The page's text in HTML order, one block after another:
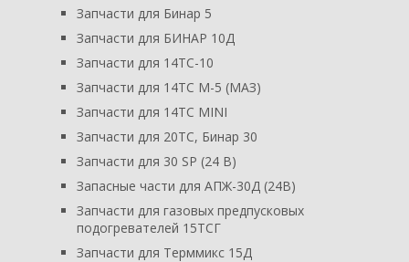
Запчасти для Бинар 5
Запчасти для БИНАР 10Д
Запчасти для 14ТС-10
Запчасти для 14ТС М-5 (МАЗ)
Запчасти для 14ТС MINI
Запчасти для 20ТС, Бинар 30
Запчасти для 30 SP (24 В)
Запасные части для АПЖ-30Д (24В)
Запчасти для газовых предпусковых
подогревателей 15ТСГ
Запчасти для Терммикс 15Д